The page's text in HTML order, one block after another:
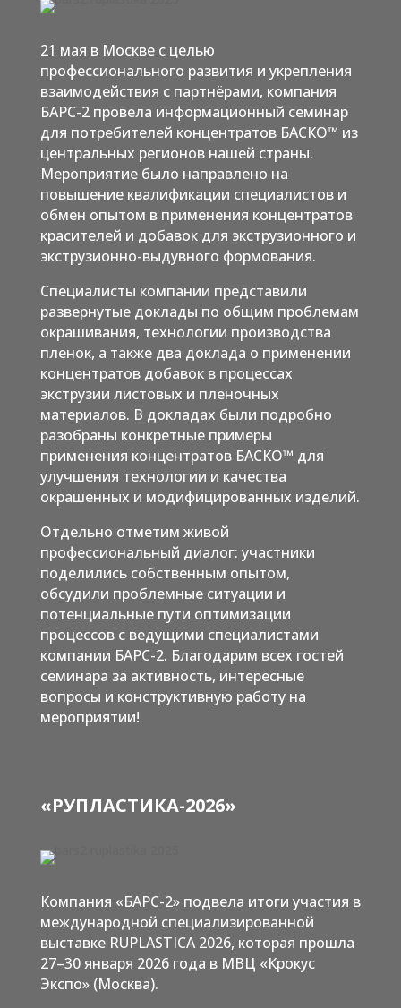
21 мая в Москве с целью
профессионального развития и укрепления
взаимодействия с партнёрами, компания
БАРС-2 провела информационный семинар
для потребителей концентратов БАСКО™ из
центральных регионов нашей страны.
Мероприятие было направлено на
повышение квалификации специалистов и
обмен опытом в применения концентратов
красителей и добавок для экструзионного и
экструзионно-выдувного формования.
Специалисты компании представили
развернутые доклады по общим проблемам
окрашивания, технологии производства
пленок, а также два доклада о применении
концентратов добавок в процессах
экструзии листовых и пленочных
материалов. В докладах были подробно
разобраны конкретные примеры
применения концентратов БАСКО™ для
улучшения технологии и качества
окрашенных и модифицированных изделий.
Отдельно отметим живой
профессиональный диалог: участники
поделились собственным опытом,
обсудили проблемные ситуации и
потенциальные пути оптимизации
процессов с ведущими специалистами
компании БАРС-2. Благодарим всех гостей
семинара за активность, интересные
вопросы и конструктивную работу на
мероприятии!
«РУПЛАСТИКА-2026»
Компания «БАРС-2» подвела итоги участия в
международной специализированной
выставке RUPLASTICA 2026, которая прошла
27–30 января 2026 года в МВЦ «Крокус
Экспо» (Москва).